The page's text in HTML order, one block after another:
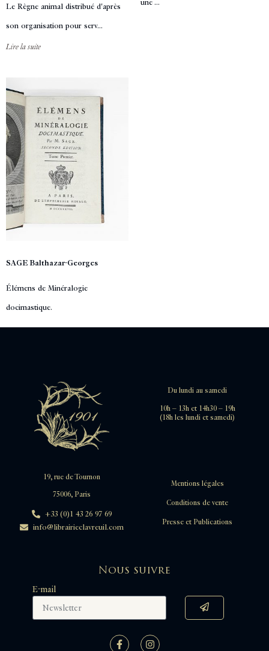
Le Règne animal distribué d'après
son organisation pour serv...
Lire la suite
une ...
SAGE Balthazar-Georges
Élémens de Minéralogie
docimastique.
Du lundi au samedi
10h – 13h et 14h30 – 19h
(18h les lundi et samedi)
19, rue de Tournon
75006, Paris
+33 (0)1 43 26 97 69
info@librairieclavreuil.com
Mentions légales
Conditions de vente
Presse et Publications
Nous suivre
E-mail